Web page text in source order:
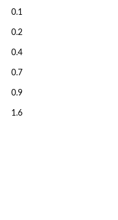
0.1
0.2
0.4
0.7
0.9
1.6